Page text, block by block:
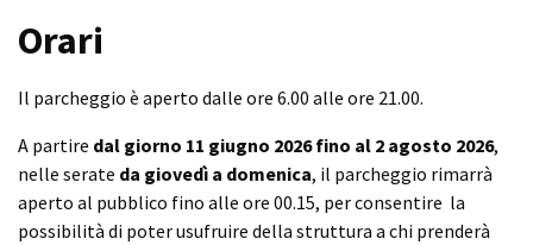
Orari
Il parcheggio è aperto dalle ore 6.00 alle ore 21.00.
A partire dal giorno 11 giugno 2026 fino al 2 agosto 2026,
nelle serate da giovedì a domenica, il parcheggio rimarrà
aperto al pubblico fino alle ore 00.15, per consentire la
possibilità di poter usufruire della struttura a chi prenderà